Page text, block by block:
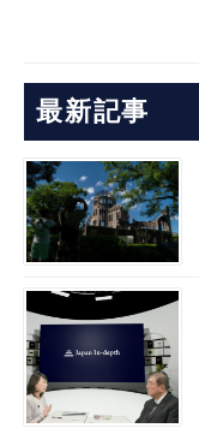
最新記事